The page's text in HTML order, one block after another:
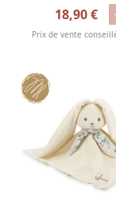
18,90 €
Prix de vente